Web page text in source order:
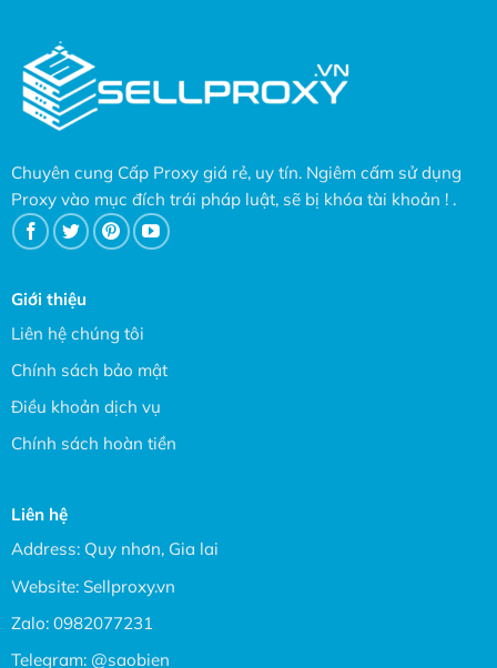
Chuyên cung Cấp Proxy giá rẻ, uy tín. Ngiêm cấm sử dụng
Proxy vào mục đích trái pháp luật, sẽ bị khóa tài khoản ! .
Giới thiệu
Liên hệ chúng tôi
Chính sách bảo mật
Điều khoản dịch vụ
Chính sách hoàn tiền
Liên hệ
Address: Quy nhơn, Gia lai
Website: Sellproxy.vn
Zalo: 0982077231
Telegram: @saobien